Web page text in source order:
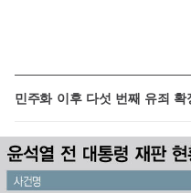
민주화 이후 다섯 번째 유죄 확